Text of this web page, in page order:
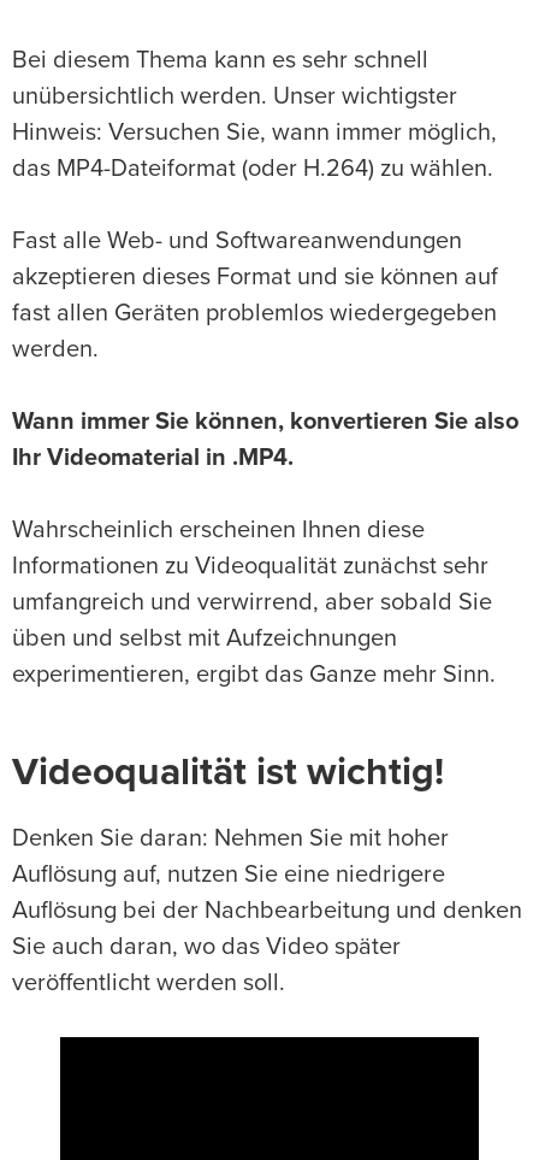
Bei diesem Thema kann es sehr schnell
unübersichtlich werden. Unser wichtigster
Hinweis: Versuchen Sie, wann immer möglich,
das MP4-Dateiformat (oder H.264) zu wählen.
Fast alle Web- und Softwareanwendungen
akzeptieren dieses Format und sie können auf
fast allen Geräten problemlos wiedergegeben
werden.
Wann immer Sie können, konvertieren Sie also
Ihr Videomaterial in .MP4.
Wahrscheinlich erscheinen Ihnen diese
Informationen zu Videoqualität zunächst sehr
umfangreich und verwirrend, aber sobald Sie
üben und selbst mit Aufzeichnungen
experimentieren, ergibt das Ganze mehr Sinn.
Videoqualität ist wichtig!
Denken Sie daran: Nehmen Sie mit hoher
Auflösung auf, nutzen Sie eine niedrigere
Auflösung bei der Nachbearbeitung und denken
Sie auch daran, wo das Video später
veröffentlicht werden soll.